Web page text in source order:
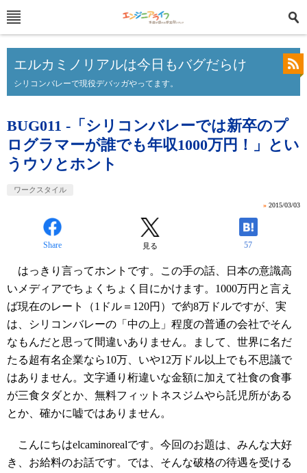
エルカミノリアルは今日もバグだらけ
シリコンバレーで現役デバッガやってます。
BUG011 -「シリコンバレーでは新卒のプ
ログラマーが誰でも年収1000万円！」とい
うウソとホント
ワークスタイル
» 2015/03/03
Share 見る 57
はっきり言ってホントです。この手の話、日本の意識高
いメディアでちょくちょく目にかけます。1000万円と言え
ば現在のレート（1ドル＝120円）で約8万ドルですが、実
は、シリコンバレーの「中の上」程度の普通の会社でそん
なもんだと思って間違いありません。まして、世界に名だ
たる超有名企業なら10万、いや12万ドル以上でも不思議で
はありません。文字通り桁違いな金額に加えて社食の食事
が三食タダとか、無料フィットネスジムやら託児所がある
とか、確かに嘘ではありません。
こんにちはelcaminorealです。今回のお題は、みんな大好
き、お給料のお話です。では、そんな破格の待遇を受ける